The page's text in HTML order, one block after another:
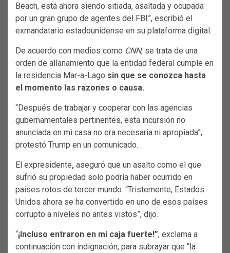
Beach, está ahora siendo sitiada, asaltada y ocupada
por un gran grupo de agentes del FBI”, escribió el
exmandatario estadounidense en su plataforma digital.
De acuerdo con medios como CNN, se trata de una
orden de allanamiento que la entidad federal cumple en
la residencia Mar-a-Lago sin que se conozca hasta
el momento las razones o causa.
“Después de trabajar y cooperar con las agencias
gubernamentales pertinentes, esta incursión no
anunciada en mi casa no era necesaria ni apropiada”,
protestó Trump en un comunicado.
El expresidente, aseguró que un asalto como el que
sufrió su propiedad solo podría haber ocurrido en
países rotos de tercer mundo. “Tristemente, Estados
Unidos ahora se ha convertido en uno de esos países
corrupto a niveles no antes vistos”, dijo.
“¡Incluso entraron en mi caja fuerte!”, exclama a
continuación con indignación, para subrayar que “la